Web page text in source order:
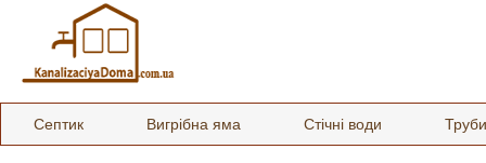
Септик Вигрібна яма Стічні води Труби